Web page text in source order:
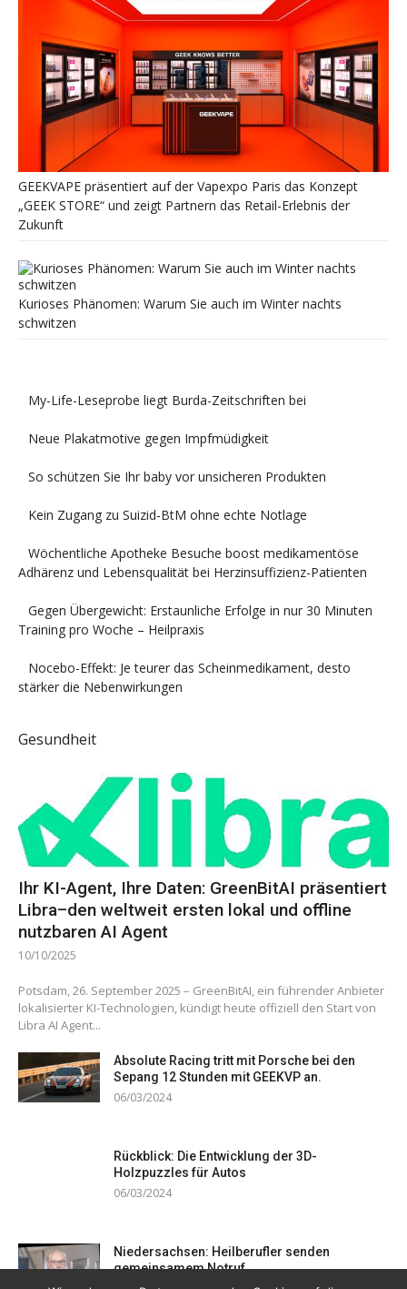
GEEKVAPE präsentiert auf der Vapexpo Paris das Konzept
„GEEK STORE“ und zeigt Partnern das Retail-Erlebnis der
Zukunft
Kurioses Phänomen: Warum Sie auch im Winter nachts
schwitzen
My-Life-Leseprobe liegt Burda-Zeitschriften bei
Neue Plakatmotive gegen Impfmüdigkeit
So schützen Sie Ihr baby vor unsicheren Produkten
Kein Zugang zu Suizid-BtM ohne echte Notlage
Wöchentliche Apotheke Besuche boost medikamentöse
Adhärenz und Lebensqualität bei Herzinsuffizienz-Patienten
Gegen Übergewicht: Erstaunliche Erfolge in nur 30 Minuten
Training pro Woche – Heilpraxis
Nocebo-Effekt: Je teurer das Scheinmedikament, desto
stärker die Nebenwirkungen
Gesundheit
Ihr KI-Agent, Ihre Daten: GreenBitAI präsentiert
Libra–den weltweit ersten lokal und offline
nutzbaren AI Agent
10/10/2025
Potsdam, 26. September 2025 – GreenBitAI, ein führender Anbieter
lokalisierter KI-Technologien, kündigt heute offiziell den Start von
Libra AI Agent...
Absolute Racing tritt mit Porsche bei den
Sepang 12 Stunden mit GEEKVP an.
06/03/2024
Rückblick: Die Entwicklung der 3D-
Holzpuzzles für Autos
06/03/2024
Niedersachsen: Heilberufler senden
gemeinsamem Notruf